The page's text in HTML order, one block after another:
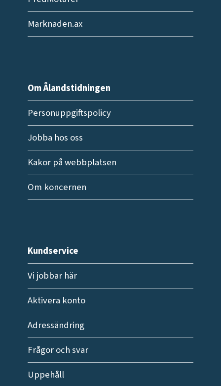
Marknaden.ax
Om Ålandstidningen
Personuppgiftspolicy
Jobba hos oss
Kakor på webbplatsen
Om koncernen
Kundservice
Vi jobbar här
Aktivera konto
Adressändring
Frågor och svar
Uppehåll